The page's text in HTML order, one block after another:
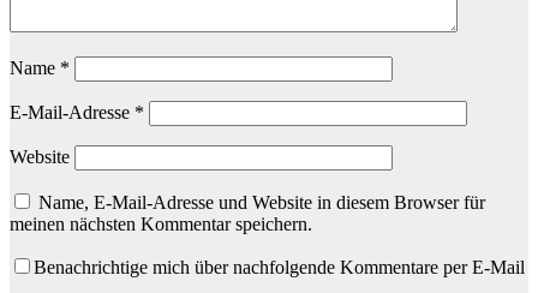
Name *
E-Mail-Adresse *
Website
Name, E-Mail-Adresse und Website in diesem Browser für
meinen nächsten Kommentar speichern.
Benachrichtige mich über nachfolgende Kommentare per E-Mail